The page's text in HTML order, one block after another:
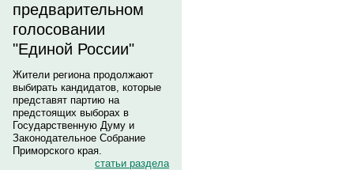
предварительном
голосовании
"Единой России"
Жители региона продолжают
выбирать кандидатов, которые
представят партию на
предстоящих выборах в
Государственную Думу и
Законодательное Собрание
Приморского края.
статьи раздела